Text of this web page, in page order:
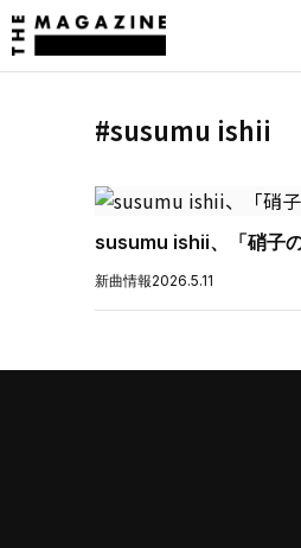
#susumu ishii
susumu ishii、「硝子
新曲情報2026.5.11